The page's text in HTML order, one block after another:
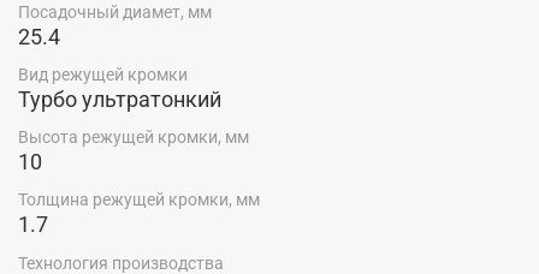
Посадочный диамет, мм
25.4
Вид режущей кромки
Турбо ультратонкий
Высота режущей кромки, мм
10
Толщина режущей кромки, мм
1.7
Технология производства